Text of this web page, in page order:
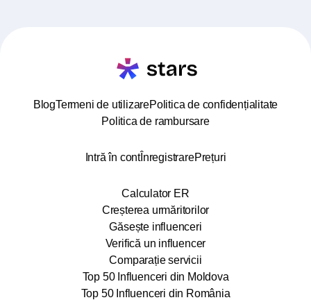
BlogTermeni de utilizarePolitica de confidențialitate
Politica de rambursare
Intră în contÎnregistrarePrețuri
Calculator ER
Creșterea urmăritorilor
Găsește influenceri
Verifică un influencer
Comparație servicii
Top 50 Influenceri din Moldova
Top 50 Influenceri din România